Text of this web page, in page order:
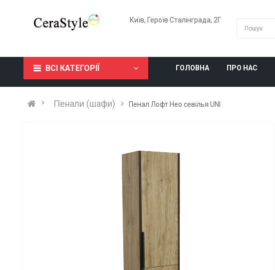
Київ, Героїв Сталінграда, 2Г
ВСІ КАТЕГОРІЇ ГОЛОВНА ПРО НАС
Пенали (шафи) Пенал Лофт Нео севілья UNI